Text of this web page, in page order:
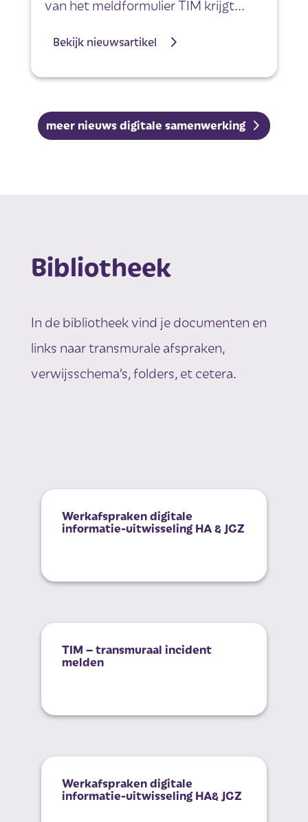
van het meldformulier TIM krijgt...
Bekijk nieuwsartikel
meer nieuws digitale samenwerking
Bibliotheek
In de bibliotheek vind je documenten en
links naar transmurale afspraken,
verwijsschema’s, folders, et cetera.
Werkafspraken digitale
informatie-uitwisseling HA & JGZ
TIM – transmuraal incident
melden
Werkafspraken digitale
informatie-uitwisseling HA& JGZ